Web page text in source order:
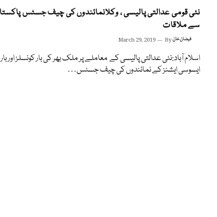
نئی قومی عدالتی پالیسی ، وکلانمائندوں کی چیف جسٹس
سے ملاقات
March 29, 2019 Byفیضان خان
اسلام آباد:نئی عدالتی پالیسی کے معاملے پر ملک بھر کی بار کونسلز اور بار
ایسوسی ایشنز کے نمائندوں کی چیف جسٹس…